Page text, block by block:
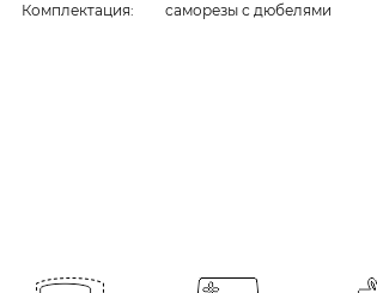
Комплектация:
cаморезы с дюбелями